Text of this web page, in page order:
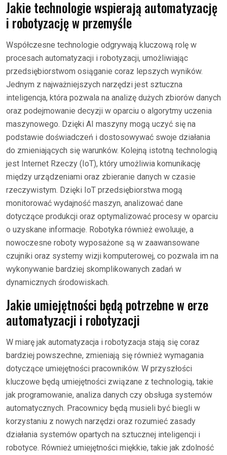
Jakie technologie wspierają automatyzację
i robotyzację w przemyśle
Współczesne technologie odgrywają kluczową rolę w
procesach automatyzacji i robotyzacji, umożliwiając
przedsiębiorstwom osiąganie coraz lepszych wyników.
Jednym z najważniejszych narzędzi jest sztuczna
inteligencja, która pozwala na analizę dużych zbiorów danych
oraz podejmowanie decyzji w oparciu o algorytmy uczenia
maszynowego. Dzięki AI maszyny mogą uczyć się na
podstawie doświadczeń i dostosowywać swoje działania
do zmieniających się warunków. Kolejną istotną technologią
jest Internet Rzeczy (IoT), który umożliwia komunikację
między urządzeniami oraz zbieranie danych w czasie
rzeczywistym. Dzięki IoT przedsiębiorstwa mogą
monitorować wydajność maszyn, analizować dane
dotyczące produkcji oraz optymalizować procesy w oparciu
o uzyskane informacje. Robotyka również ewoluuje, a
nowoczesne roboty wyposażone są w zaawansowane
czujniki oraz systemy wizji komputerowej, co pozwala im na
wykonywanie bardziej skomplikowanych zadań w
dynamicznych środowiskach.
Jakie umiejętności będą potrzebne w erze
automatyzacji i robotyzacji
W miarę jak automatyzacja i robotyzacja stają się coraz
bardziej powszechne, zmieniają się również wymagania
dotyczące umiejętności pracowników. W przyszłości
kluczowe będą umiejętności związane z technologią, takie
jak programowanie, analiza danych czy obsługa systemów
automatycznych. Pracownicy będą musieli być biegli w
korzystaniu z nowych narzędzi oraz rozumieć zasady
działania systemów opartych na sztucznej inteligencji i
robotyce. Również umiejętności miękkie, takie jak zdolność